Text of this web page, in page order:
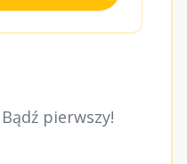
pierwszy!